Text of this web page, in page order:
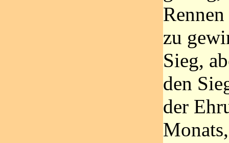
zu
Sieg,
den
der